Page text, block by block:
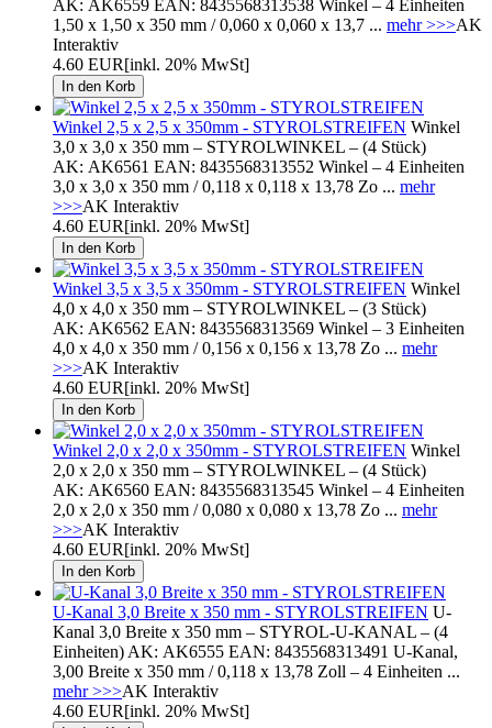
AK: AK6559 EAN: 8435568313538 Winkel – 4 Einheiten
1,50 x 1,50 x 350 mm / 0,060 x 0,060 x 13,7 ... mehr >>>AK
Interaktiv
4.60 EUR[inkl. 20% MwSt]
Winkel 2,5 x 2,5 x 350mm - STYROLSTREIFEN Winkel
3,0 x 3,0 x 350 mm – STYROLWINKEL – (4 Stück)
AK: AK6561 EAN: 8435568313552 Winkel – 4 Einheiten
3,0 x 3,0 x 350 mm / 0,118 x 0,118 x 13,78 Zo ... mehr
>>>AK Interaktiv
4.60 EUR[inkl. 20% MwSt]
Winkel 3,5 x 3,5 x 350mm - STYROLSTREIFEN Winkel
4,0 x 4,0 x 350 mm – STYROLWINKEL – (3 Stück)
AK: AK6562 EAN: 8435568313569 Winkel – 3 Einheiten
4,0 x 4,0 x 350 mm / 0,156 x 0,156 x 13,78 Zo ... mehr
>>>AK Interaktiv
4.60 EUR[inkl. 20% MwSt]
Winkel 2,0 x 2,0 x 350mm - STYROLSTREIFEN Winkel
2,0 x 2,0 x 350 mm – STYROLWINKEL – (4 Stück)
AK: AK6560 EAN: 8435568313545 Winkel – 4 Einheiten
2,0 x 2,0 x 350 mm / 0,080 x 0,080 x 13,78 Zo ... mehr
>>>AK Interaktiv
4.60 EUR[inkl. 20% MwSt]
U-Kanal 3,0 Breite x 350 mm - STYROLSTREIFEN U-
Kanal 3,0 Breite x 350 mm – STYROL-U-KANAL – (4
Einheiten) AK: AK6555 EAN: 8435568313491 U-Kanal,
3,00 Breite x 350 mm / 0,118 x 13,78 Zoll – 4 Einheiten ...
mehr >>>AK Interaktiv
4.60 EUR[inkl. 20% MwSt]